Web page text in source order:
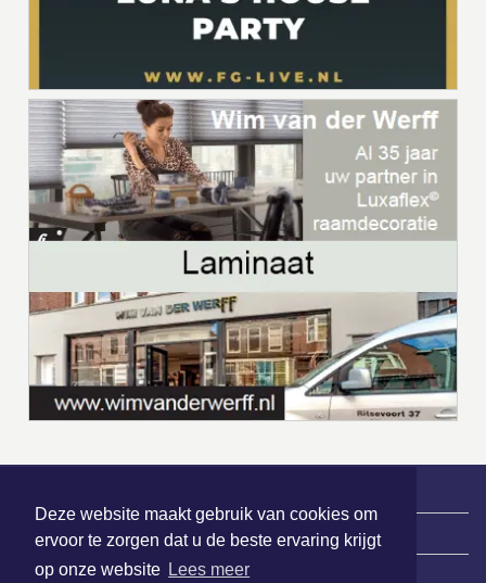
Deze website maakt gebruik van cookies om
ervoor te zorgen dat u de beste ervaring krijgt
op onze website Lees meer
| Nieuws | Sport | Evenementen